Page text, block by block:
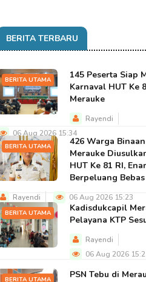
BERITA TERBARU
BERITA UTAMA
145 Peserta Siap
Karnaval HUT Ke
Merauke
Rayendi
06 Aug 2026 15:34
BERITA UTAMA
426 Warga
Merauke
HUT Ke 81 RI,
Berpeluang Bebas
Rayendi 06 Aug 2026 15:23
BERITA UTAMA
Kadisdukcapil
Pelayana KTP
Rayendi
06 Aug 2026
BERITA UTAMA
PSN Tebu di